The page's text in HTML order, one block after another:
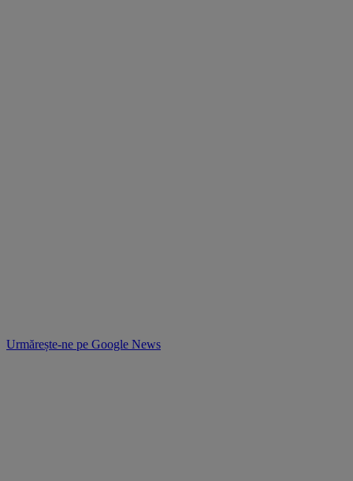
Urmărește-ne pe Google News